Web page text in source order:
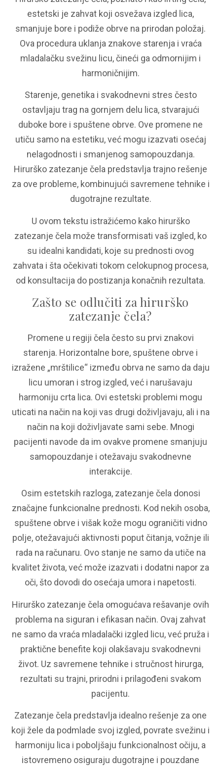
estetski je zahvat koji osvežava izgled lica,
smanjuje bore i podiže obrve na prirodan položaj.
Ova procedura uklanja znakove starenja i vraća
mladalačku svežinu licu, čineći ga odmornijim i
harmoničnijim.
Starenje, genetika i svakodnevni stres često
ostavljaju trag na gornjem delu lica, stvarajući
duboke bore i spuštene obrve. Ove promene ne
utiču samo na estetiku, već mogu izazvati osećaj
nelagodnosti i smanjenog samopouzdanja.
Hirurško zatezanje čela predstavlja trajno rešenje
za ove probleme, kombinujući savremene tehnike i
dugotrajne rezultate.
U ovom tekstu istražićemo kako hirurško
zatezanje čela može transformisati vaš izgled, ko
su idealni kandidati, koje su prednosti ovog
zahvata i šta očekivati tokom celokupnog procesa,
od konsultacija do postizanja konačnih rezultata.
Zašto se odlučiti za hirurško
zatezanje čela?
Promene u regiji čela često su prvi znakovi
starenja. Horizontalne bore, spuštene obrve i
izražene „mrštilice“ između obrva ne samo da daju
licu umoran i strog izgled, već i narušavaju
harmoniju crta lica. Ovi estetski problemi mogu
uticati na način na koji vas drugi doživljavaju, ali i na
način na koji doživljavate sami sebe. Mnogi
pacijenti navode da im ovakve promene smanjuju
samopouzdanje i otežavaju svakodnevne
interakcije.
Osim estetskih razloga, zatezanje čela donosi
značajne funkcionalne prednosti. Kod nekih osoba,
spuštene obrve i višak kože mogu ograničiti vidno
polje, otežavajući aktivnosti poput čitanja, vožnje ili
rada na računaru. Ovo stanje ne samo da utiče na
kvalitet života, već može izazvati i dodatni napor za
oči, što dovodi do osećaja umora i napetosti.
Hirurško zatezanje čela omogućava rešavanje ovih
problema na siguran i efikasan način. Ovaj zahvat
ne samo da vraća mladalački izgled licu, već pruža i
praktične benefite koji olakšavaju svakodnevni
život. Uz savremene tehnike i stručnost hirurga,
rezultati su trajni, prirodni i prilagođeni svakom
pacijentu.
Zatezanje čela predstavlja idealno rešenje za one
koji žele da podmlade svoj izgled, povrate svežinu i
harmoniju lica i poboljšaju funkcionalnost očiju, a
istovremeno osiguraju dugotrajne i pouzdane